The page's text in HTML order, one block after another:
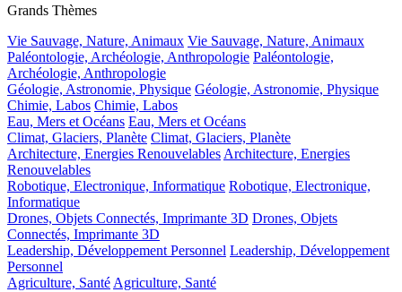
Grands Thèmes
Vie Sauvage, Nature, Animaux Vie Sauvage, Nature, Animaux
Paléontologie, Archéologie, Anthropologie Paléontologie,
Archéologie, Anthropologie
Géologie, Astronomie, Physique Géologie, Astronomie, Physique
Chimie, Labos Chimie, Labos
Eau, Mers et Océans Eau, Mers et Océans
Climat, Glaciers, Planète Climat, Glaciers, Planète
Architecture, Energies RenouvelablesArchitecture, Energies
Renouvelables
Robotique, Electronique, Informatique Robotique, Electronique,
Informatique
Drones, Objets Connectés, Imprimante 3D Drones, Objets
Connectés, Imprimante 3D
Leadership, Développement Personnel Leadership, Développement
Personnel
Agriculture, SantéAgriculture, Santé